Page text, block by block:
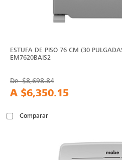
ESTUFA DE PISO 76 CM (30
EM7620BAIS2
De$8,698.84
A $6,350.15
Comparar